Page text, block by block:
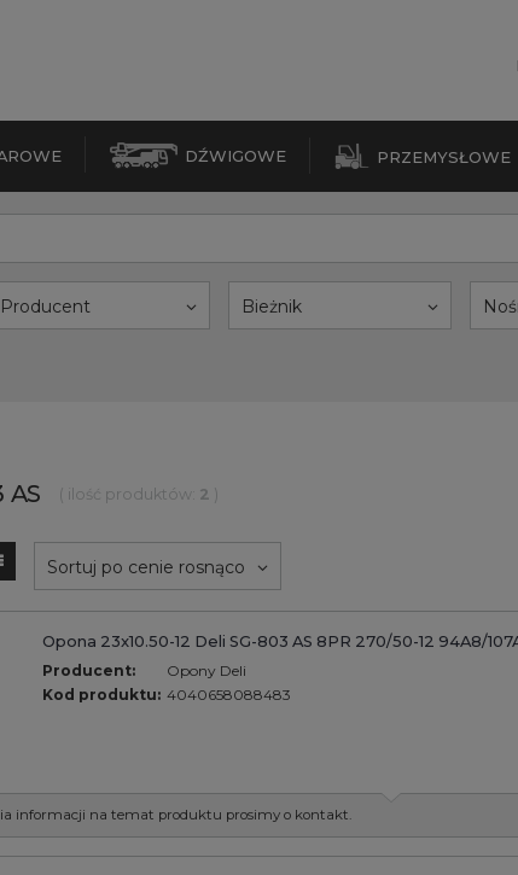
DŹWIGOWE PRZEMYSŁOWE
Producent Bieżnik
AS ( ilość produktów: 2 )
Sortuj po cenie rosnąco
Opona 23x10.50-12 Deli SG-803 AS 8PR 270/50-12 94A8/
Producent:
Opony Deli
Kod produktu: 4040658088483
informacji na temat produktu prosimy o kontakt.